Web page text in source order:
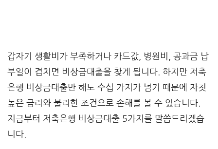
갑자기 생활비가 부족하거나 카드값, 병원비, 공과금 납
부일이 겹치면 비상금대출을 찾게 됩니다. 하지만 저축
은행 비상금대출만 해도 수십 가지가 넘기 때문에 자칫
높은 금리와 불리한 조건으로 손해를 볼 수 있습니다.
지금부터 저축은행 비상금대출 5가지를 말씀드리겠습
니다.